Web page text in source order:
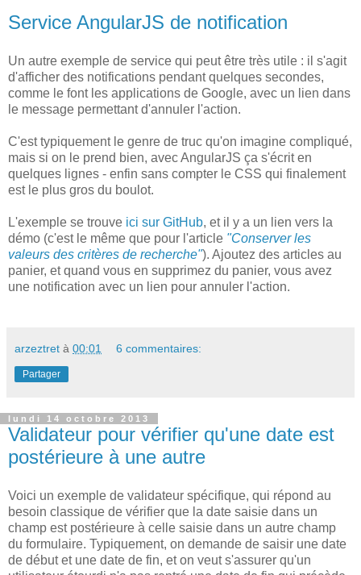
Service AngularJS de notification
Un autre exemple de service qui peut être très utile : il s'agit
d'afficher des notifications pendant quelques secondes,
comme le font les applications de Google, avec un lien dans
le message permettant d'annuler l'action.
C'est typiquement le genre de truc qu'on imagine compliqué,
mais si on le prend bien, avec AngularJS ça s'écrit en
quelques lignes - enfin sans compter le CSS qui finalement
est le plus gros du boulot.
L'exemple se trouve ici sur GitHub, et il y a un lien vers la
démo (c'est le même que pour l'article "Conserver les
valeurs des critères de recherche"). Ajoutez des articles au
panier, et quand vous en supprimez du panier, vous avez
une notification avec un lien pour annuler l'action.
arzeztret à 00:01 6 commentaires:
Partager
lundi 14 octobre 2013
Validateur pour vérifier qu'une date est
postérieure à une autre
Voici un exemple de validateur spécifique, qui répond au
besoin classique de vérifier que la date saisie dans un
champ est postérieure à celle saisie dans un autre champ
du formulaire. Typiquement, on demande de saisir une date
de début et une date de fin, et on veut s'assurer qu'un